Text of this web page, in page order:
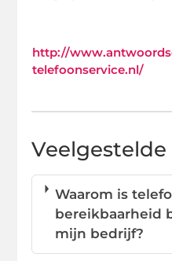
http://
telefoonservice.nl/
Waarom is
bereikbaarheid
mijn bedrijf?